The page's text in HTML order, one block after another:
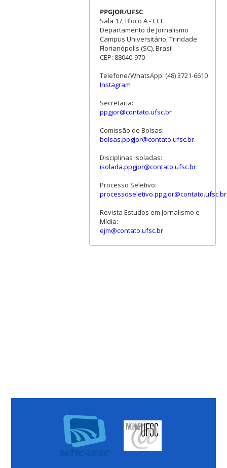
PPGJOR/UFSC
Sala 17, Bloco A - CCE
Departamento de Jornalismo
Campus Universitário, Trindade
Florianópolis (SC), Brasil
CEP: 88040-970
Telefone/WhatsApp: (48) 3721-6610
Instagram
Secretaria:
ppgjor@contato.ufsc.br
Comissão de Bolsas:
bolsas.ppgjor@contato.ufsc.br
Disciplinas Isoladas:
isolada.ppgjor@contato.ufsc.br
Processo Seletivo:
processoseletivo.ppgjor@contato.ufsc.br
Revista Estudos em Jornalismo e
Mídia:
ejm@contato.ufsc.br